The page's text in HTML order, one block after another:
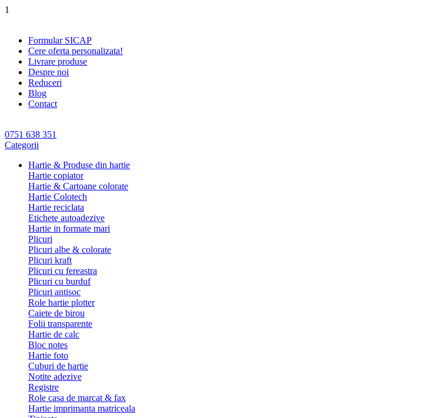
1
Formular SICAP
Cere oferta personalizata!
Livrare produse
Despre noi
Reduceri
Blog
Contact
0751 638 351
Categorii
Hartie & Produse din hartie
Hartie copiator
Hartie & Cartoane colorate
Hartie Colotech
Hartie reciclata
Etichete autoadezive
Hartie in formate mari
Plicuri
Plicuri albe & colorate
Plicuri kraft
Plicuri cu fereastra
Plicuri cu burduf
Plicuri antisoc
Role hartie plotter
Caiete de birou
Folii transparente
Hartie de calc
Bloc notes
Hartie foto
Cuburi de hartie
Notite adezive
Registre
Role casa de marcat & fax
Hartie imprimanta matriceala